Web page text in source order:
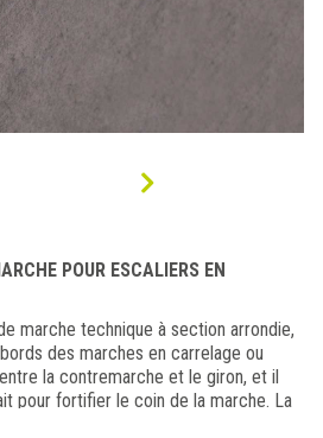
POUR ESCALIERS EN
marche technique à section arrondie,
des marches en carrelage ou
la contremarche et le giron, et il
pour fortifier le coin de la marche. La